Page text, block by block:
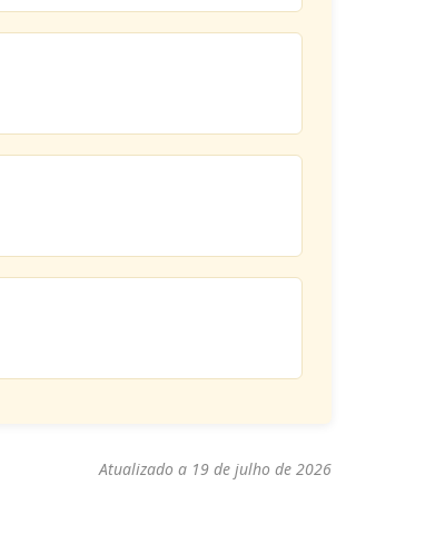
Atualizado a 19 de julho de 2026